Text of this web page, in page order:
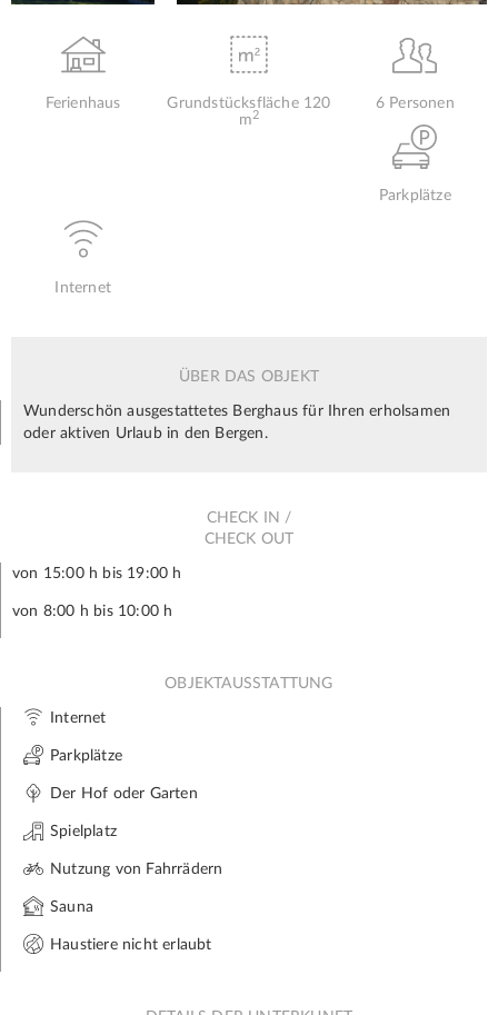
Ferienhaus
Grundstücksfläche 120
m 2
6 Personen
Parkplätze
Internet
ÜBER DAS OBJEKT
Wunderschön ausgestattetes Berghaus für Ihren erholsamen
oder aktiven Urlaub in den Bergen.
CHECK IN /
CHECK OUT
von 15:00 h bis 19:00 h
von 8:00 h bis 10:00 h
OBJEKTAUSSTATTUNG
Internet
Parkplätze
Der Hof oder Garten
Spielplatz
Nutzung von Fahrrädern
Sauna
Haustiere nicht erlaubt